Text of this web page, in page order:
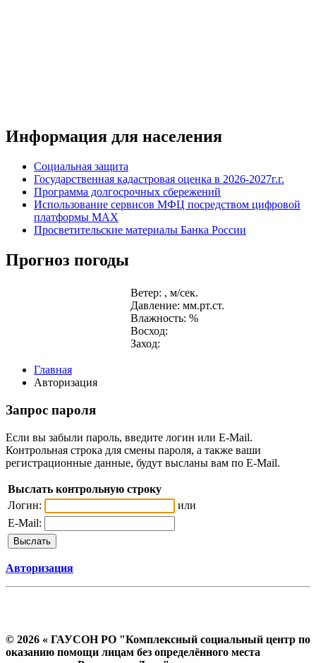
Информация для населения
Социальная защита
Государственная кадастровая оценка в 2026-2027г.г.
Программа долгосрочных сбережений
Использование сервисов МФЦ посредством цифровой
платформы MAX
Просветительские материалы Банка России
Прогноз погоды
Ветер: , м/сек.
Давление: мм.рт.ст.
Влажность: %
Восход:
Заход:
Главная
Авторизация
Запрос пароля
Если вы забыли пароль, введите логин или E-Mail.
Контрольная строка для смены пароля, а также ваши
регистрационные данные, будут высланы вам по E-Mail.
Выслать контрольную строку
Логин:
или
E-Mail:
Авторизация
© 2026 « ГАУСОН РО "Комплексный социальный центр по
оказанию помощи лицам без определённого места